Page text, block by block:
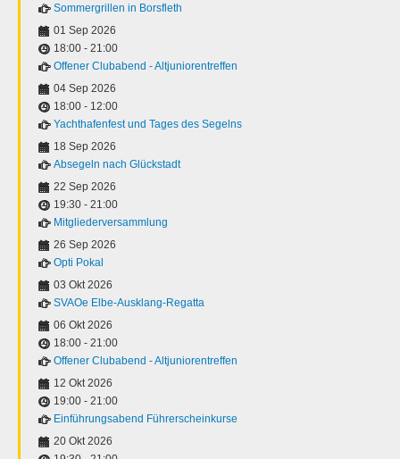
Sommergrillen in Borsfleth
01 Sep 2026
18:00 - 21:00
Offener Clubabend - Altjuniorentreffen
04 Sep 2026
18:00 - 12:00
Yachthafenfest und Tages des Segelns
18 Sep 2026
Absegeln nach Glückstadt
22 Sep 2026
19:30 - 21:00
Mitgliederversammlung
26 Sep 2026
Opti Pokal
03 Okt 2026
SVAOe Elbe-Ausklang-Regatta
06 Okt 2026
18:00 - 21:00
Offener Clubabend - Altjuniorentreffen
12 Okt 2026
19:00 - 21:00
Einführungsabend Führerscheinkurse
20 Okt 2026